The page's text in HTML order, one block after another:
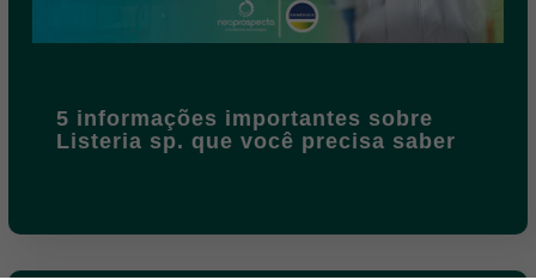
5 informações importantes sobre
Listeria sp. que você precisa saber